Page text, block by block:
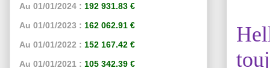
Au 01/01/2024 : 192 931.83 €
Au 01/01/2023 : 162 062.91 €
Au 01/01/2022 : 152 167.42 €
Au 01/01/2021 : 105 342.39 €